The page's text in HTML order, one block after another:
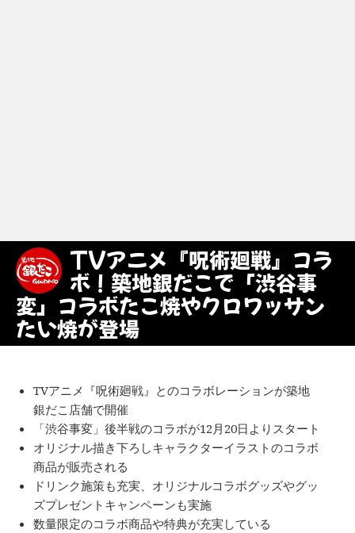
TVアニメ『呪術廻戦』コラ
ボ！築地銀だこで「渋谷事
変」コラボたこ焼やクロワッサン
たい焼が登場
TVアニメ『呪術廻戦』とのコラボレーションが築地
銀だこ店舗で開催
「渋谷事変」後半戦のコラボが12月20日よりスタート
オリジナル描き下ろしキャラクターイラストのコラボ
商品が販売される
ドリンク施策も充実、オリジナルコラボグッズやグッ
ズプレゼントキャンペーンも実施
数量限定のコラボ商品や特典が充実している